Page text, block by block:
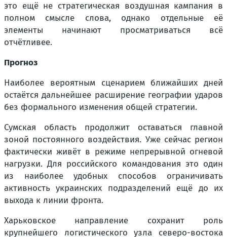
это ещё не стратегическая воздушная кампания в
полном смысле слова, однако отдельные её
элементы начинают просматриваться всё
отчётливее.
Прогноз
Наиболее вероятным сценарием ближайших дней
остаётся дальнейшее расширение географии ударов
без формального изменения общей стратегии.
Сумская область продолжит оставаться главной
зоной постоянного воздействия. Уже сейчас регион
фактически живёт в режиме непрерывной огневой
нагрузки. Для российского командования это один
из наиболее удобных способов ограничивать
активность украинских подразделений ещё до их
выхода к линии фронта.
Харьковское направление сохранит роль
крупнейшего логистического узла северо-востока